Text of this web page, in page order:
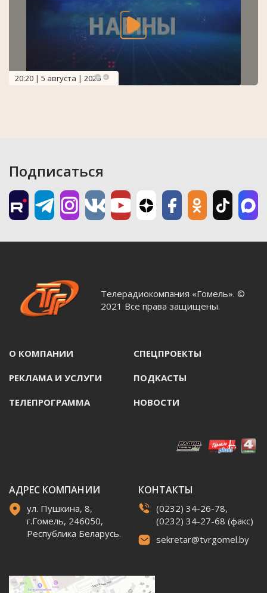
20:20 | 5 августа | 2026
Подписаться
Телерадиокомпания «Гомель». ©
2021 Все права защищены.
О КОМПАНИИ СПЕЦПРОЕКТЫ
РЕКЛАМА И УСЛУГИ ПОДКАСТЫ
ТЕЛЕПРОГРАММА НОВОСТИ
АДРЕС КОМПАНИИ
ул. Пушкина, 8,
г.Гомель, 246050,
Республика Беларусь.
КОНТАКТЫ
(0232) 34-26-78,
(0232) 34-27-68 (факс)
sekretar@tvrgomel.by